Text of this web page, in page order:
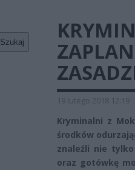
Szukaj
19 lutego 2018 12:19
Kryminalni z
środków
znaleźli nie
oraz gotówkę